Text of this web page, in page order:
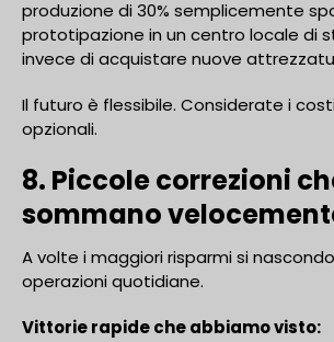
produzione di 30% semplicemente
prototipazione in un centro locale di
invece di acquistare nuove
Il futuro è flessibile. Considerate i
opzionali.
8. Piccole correzioni
sommano
A volte i maggiori risparmi si
operazioni quotidiane.
Vittorie rapide che abbiamo visto: